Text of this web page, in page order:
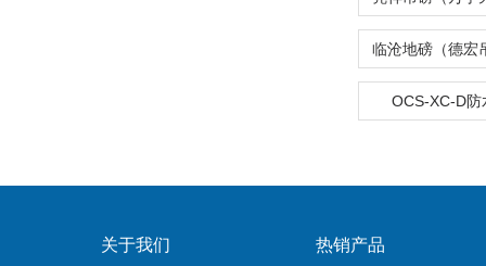
OCS-XC-D防
关于我们 热销产品